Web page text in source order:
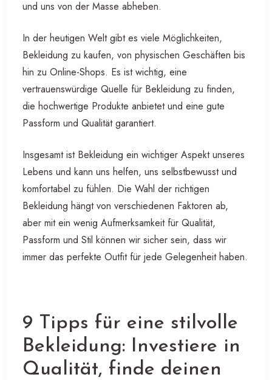
und uns von der Masse abheben.
In der heutigen Welt gibt es viele Möglichkeiten,
Bekleidung zu kaufen, von physischen Geschäften bis
hin zu Online-Shops. Es ist wichtig, eine
vertrauenswürdige Quelle für Bekleidung zu finden,
die hochwertige Produkte anbietet und eine gute
Passform und Qualität garantiert.
Insgesamt ist Bekleidung ein wichtiger Aspekt unseres
Lebens und kann uns helfen, uns selbstbewusst und
komfortabel zu fühlen. Die Wahl der richtigen
Bekleidung hängt von verschiedenen Faktoren ab,
aber mit ein wenig Aufmerksamkeit für Qualität,
Passform und Stil können wir sicher sein, dass wir
immer das perfekte Outfit für jede Gelegenheit haben.
9 Tipps für eine stilvolle
Bekleidung: Investiere in
Qualität, finde deinen